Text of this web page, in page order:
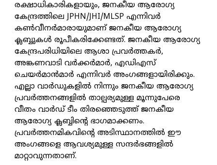
രക്ഷാധികാരികളായും, ജനകീയ ആരോഗ്യ
കേന്ദ്രത്തിലെ JPHN/JHI/MLSP എന്നിവര്‍
കണ്‍വീനര്‍മാരായുമാണ് ജനകീയ ആരോഗ്യ
ക്ലബ്ബുകള്‍ രൂപീകരിക്കേണ്ടത്. ജനകീയ ആരോഗ്യ
കേന്ദ്രപരിധിയിലെ ആശാ പ്രവര്‍ത്തകര്‍,
അങ്കണവാടി വര്‍ക്കര്‍മാര്‍, എഡിഎസ്
ചെയര്‍മാന്‍മാര്‍ എന്നിവര്‍ അംഗങ്ങളായിരിക്കും.
എല്ലാ വാര്‍ഡുകളില്‍ നിന്നും ജനകീയ ആരോഗ്യ
പ്രവര്‍ത്തനങ്ങളില്‍ താല്പര്യമുള്ള മൂന്നുപേരെ
വീതം വാര്‍ഡ് ടീം തിരഞ്ഞെടുത്ത് ജനകീയ
ആരോഗ്യ ക്ലബ്ബിന്റെ ഭാഗമാക്കണം.
പ്രവര്‍ത്തനമികവിന്റെ അടിസ്ഥാനത്തില്‍ ഈ
അംഗങ്ങളെ ആവശ്യമുള്ള സന്ദര്‍ഭങ്ങളില്‍
മാറ്റാവുന്നതാണ്.